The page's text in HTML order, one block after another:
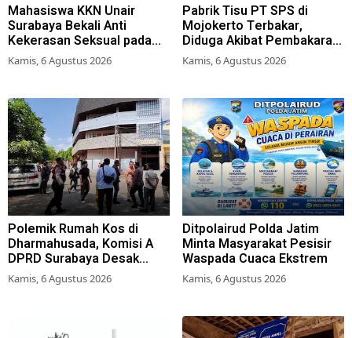
Mahasiswa KKN Unair
Surabaya Bekali Anti
Kekerasan Seksual pada
Siswa SMK
Kamis, 6 Agustus 2026
Pabrik Tisu PT SPS di
Mojokerto Terbakar,
Diduga Akibat Pembakaran
Lahan Tebu
Kamis, 6 Agustus 2026
Polemik Rumah Kos di
Dharmahusada, Komisi A
DPRD Surabaya Desak
Pemkot Terbitkan Perwali
Perda Hunian Layak
Kamis, 6 Agustus 2026
Ditpolairud Polda Jatim
Minta Masyarakat Pesisir
Waspada Cuaca Ekstrem
Kamis, 6 Agustus 2026